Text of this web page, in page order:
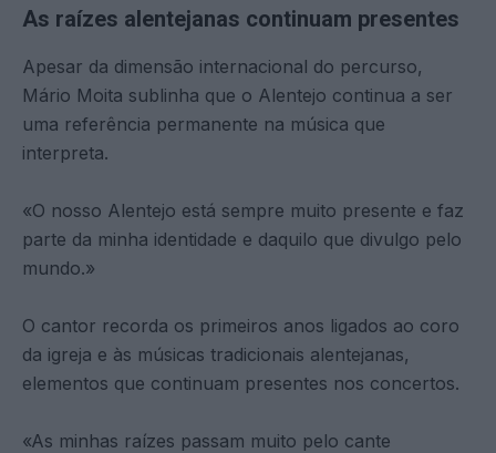
As raízes alentejanas continuam presentes
Apesar da dimensão internacional do percurso,
Mário Moita sublinha que o Alentejo continua a ser
uma referência permanente na música que
interpreta.
«O nosso Alentejo está sempre muito presente e faz
parte da minha identidade e daquilo que divulgo pelo
mundo.»
O cantor recorda os primeiros anos ligados ao coro
da igreja e às músicas tradicionais alentejanas,
elementos que continuam presentes nos concertos.
«As minhas raízes passam muito pelo cante